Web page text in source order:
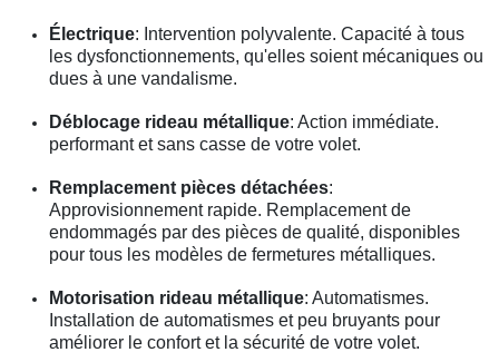
Électrique: Intervention polyvalente. Capacité à tous
les dysfonctionnements, qu'elles soient mécaniques ou
dues à une vandalisme.
Déblocage rideau métallique: Action immédiate.
performant et sans casse de votre volet.
Remplacement pièces détachées:
Approvisionnement rapide. Remplacement de
endommagés par des pièces de qualité, disponibles
pour tous les modèles de fermetures métalliques.
Motorisation rideau métallique: Automatismes.
Installation de automatismes et peu bruyants pour
améliorer le confort et la sécurité de votre volet.